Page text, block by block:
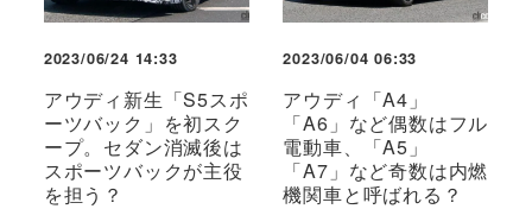
2023/06/24 14:33
アウディ新生「S5スポ
ーツバック」を初スク
ープ。セダン消滅後は
スポーツバックが主役
を担う？
2023/06/04 06:33
アウディ「A4」
「A6」など偶数はフル
電動車、「A5」
「A7」など奇数は内燃
機関車と呼ばれる？